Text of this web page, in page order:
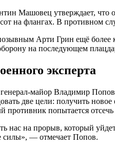
Машовец утверждает, что
на флангах. В противном
Арти Грин ещё более
на последующем
эксперта
майор Владимир
две цели: получить
попытается
нас на прорыв, который
силы», — отмечает Попов.